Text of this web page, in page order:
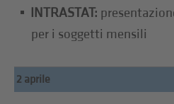
INTRASTAT:
per i soggetti mensili
2 aprile